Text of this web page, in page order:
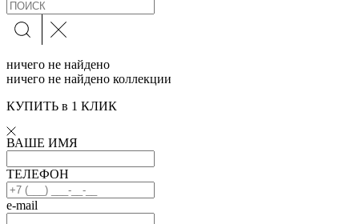
ничего не найдено
ничего не найдено коллекции
КУПИТЬ в 1 КЛИК
ВАШЕ ИМЯ
ТЕЛЕФОН
e-mail